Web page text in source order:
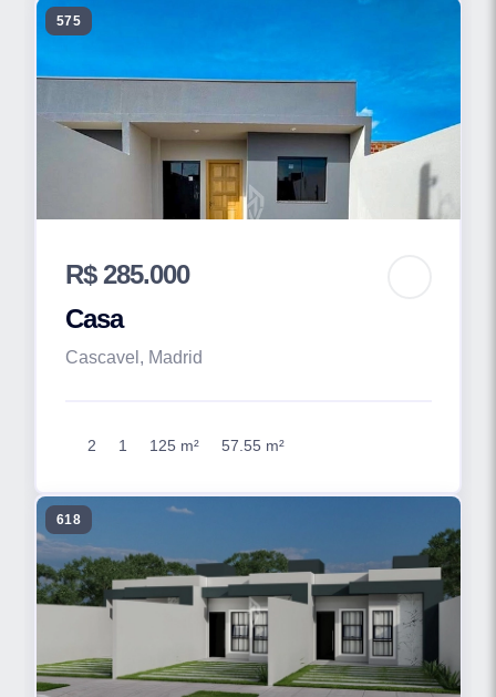
575
R$ 285.000
Casa
Cascavel, Madrid
2 1 125 m² 57.55 m²
618